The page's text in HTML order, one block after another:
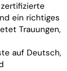
ein richtiges
Trauungen,
auf Deutsch,